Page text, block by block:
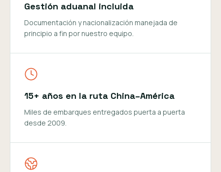
Gestión aduanal incluida
Documentación y nacionalización manejada de
principio a fin por nuestro equipo.
15+ años en la ruta China–América
Miles de embarques entregados puerta a puerta
desde 2009.